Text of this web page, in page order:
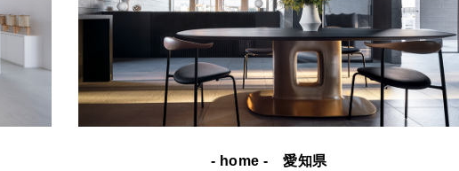
- home - 愛知県